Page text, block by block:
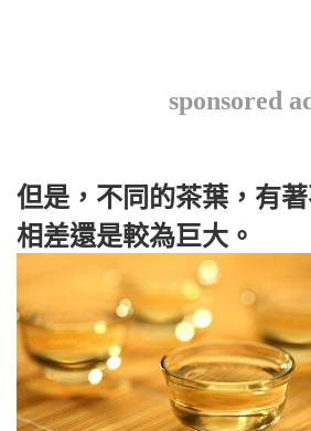
sponsored
但是，不同的茶葉，有著
相差還是較為巨大。